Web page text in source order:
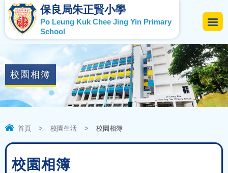
保良局朱正賢小學
Po Leung Kuk Chee Jing Yin Primary
School
校園相簿
首頁 > 校園生活 > 校園相簿
校園相簿